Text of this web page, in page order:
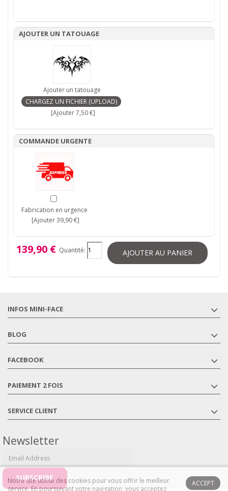
AJOUTER UN TATOUAGE
Ajouter un tatouage
[Ajouter 7,50 €]
COMMANDE URGENTE
Fabrication en urgence
[Ajouter 39,90 €]
139,90 € Quantité: AJOUTER AU PANIER
INFOS MINI-FACE
BLOG
FACEBOOK
PAIEMENT 2 FOIS
SERVICE CLIENT
Newsletter
ACCEPT
Notre site utilise des cookies pour vous offrir le meilleur
service. En poursuivant votre navigation, vous acceptez